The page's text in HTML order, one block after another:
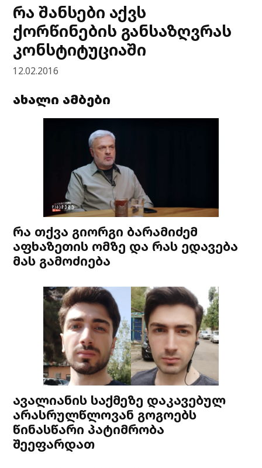
რა შანსები აქვს
ქორწინების განსაზღვრას
კონსტიტუციაში
12.02.2016
ახალი ამბები
რა თქვა გიორგი ბარამიძემ
აფხაზეთის ომზე და რას ედავება
მას გამოძიება
ავალიანის საქმეზე დაკავებულ
არასრულწლოვან გოგოებს
წინასწარი პატიმრობა
შეეფარდათ